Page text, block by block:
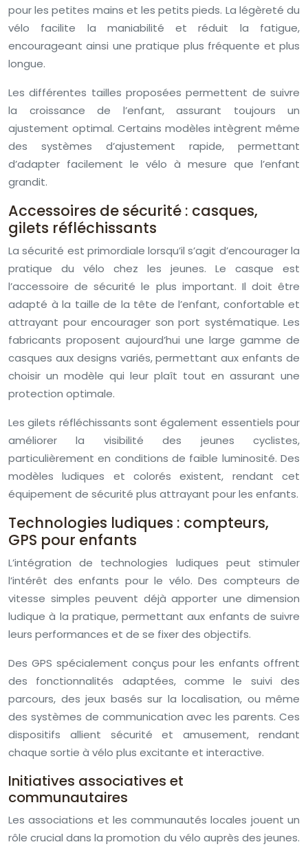
pour les petites mains et les petits pieds. La légèreté du
vélo facilite la maniabilité et réduit la fatigue,
encourageant ainsi une pratique plus fréquente et plus
longue.
Les différentes tailles proposées permettent de suivre
la croissance de l’enfant, assurant toujours un
ajustement optimal. Certains modèles intègrent même
des systèmes d’ajustement rapide, permettant
d’adapter facilement le vélo à mesure que l’enfant
grandit.
Accessoires de sécurité : casques,
gilets réfléchissants
La sécurité est primordiale lorsqu’il s’agit d’encourager la
pratique du vélo chez les jeunes. Le casque est
l’accessoire de sécurité le plus important. Il doit être
adapté à la taille de la tête de l’enfant, confortable et
attrayant pour encourager son port systématique. Les
fabricants proposent aujourd’hui une large gamme de
casques aux designs variés, permettant aux enfants de
choisir un modèle qui leur plaît tout en assurant une
protection optimale.
Les gilets réfléchissants sont également essentiels pour
améliorer la visibilité des jeunes cyclistes,
particulièrement en conditions de faible luminosité. Des
modèles ludiques et colorés existent, rendant cet
équipement de sécurité plus attrayant pour les enfants.
Technologies ludiques : compteurs,
GPS pour enfants
L’intégration de technologies ludiques peut stimuler
l’intérêt des enfants pour le vélo. Des compteurs de
vitesse simples peuvent déjà apporter une dimension
ludique à la pratique, permettant aux enfants de suivre
leurs performances et de se fixer des objectifs.
Des GPS spécialement conçus pour les enfants offrent
des fonctionnalités adaptées, comme le suivi des
parcours, des jeux basés sur la localisation, ou même
des systèmes de communication avec les parents. Ces
dispositifs allient sécurité et amusement, rendant
chaque sortie à vélo plus excitante et interactive.
Initiatives associatives et
communautaires
Les associations et les communautés locales jouent un
rôle crucial dans la promotion du vélo auprès des jeunes.